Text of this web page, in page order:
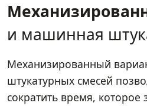
и машинная
Механизированный
штукатурных смесей
сократить время, которое